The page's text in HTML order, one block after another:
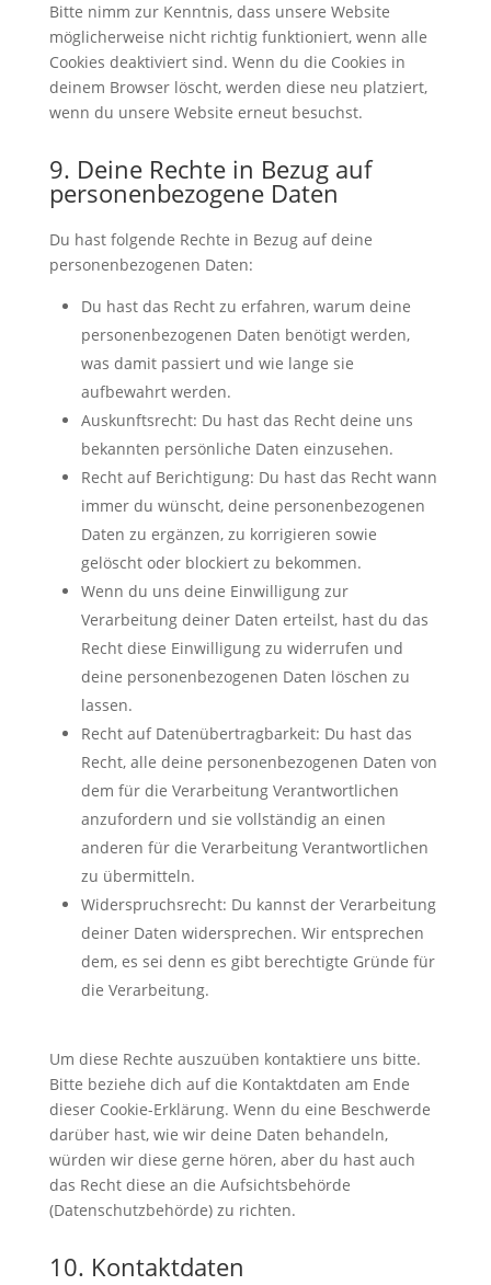
Bitte nimm zur Kenntnis, dass unsere Website
möglicherweise nicht richtig funktioniert, wenn alle
Cookies deaktiviert sind. Wenn du die Cookies in
deinem Browser löscht, werden diese neu platziert,
wenn du unsere Website erneut besuchst.
9. Deine Rechte in Bezug auf
personenbezogene Daten
Du hast folgende Rechte in Bezug auf deine
personenbezogenen Daten:
Du hast das Recht zu erfahren, warum deine
personenbezogenen Daten benötigt werden,
was damit passiert und wie lange sie
aufbewahrt werden.
Auskunftsrecht: Du hast das Recht deine uns
bekannten persönliche Daten einzusehen.
Recht auf Berichtigung: Du hast das Recht wann
immer du wünscht, deine personenbezogenen
Daten zu ergänzen, zu korrigieren sowie
gelöscht oder blockiert zu bekommen.
Wenn du uns deine Einwilligung zur
Verarbeitung deiner Daten erteilst, hast du das
Recht diese Einwilligung zu widerrufen und
deine personenbezogenen Daten löschen zu
lassen.
Recht auf Datenübertragbarkeit: Du hast das
Recht, alle deine personenbezogenen Daten von
dem für die Verarbeitung Verantwortlichen
anzufordern und sie vollständig an einen
anderen für die Verarbeitung Verantwortlichen
zu übermitteln.
Widerspruchsrecht: Du kannst der Verarbeitung
deiner Daten widersprechen. Wir entsprechen
dem, es sei denn es gibt berechtigte Gründe für
die Verarbeitung.
Um diese Rechte auszuüben kontaktiere uns bitte.
Bitte beziehe dich auf die Kontaktdaten am Ende
dieser Cookie-Erklärung. Wenn du eine Beschwerde
darüber hast, wie wir deine Daten behandeln,
würden wir diese gerne hören, aber du hast auch
das Recht diese an die Aufsichtsbehörde
(Datenschutzbehörde) zu richten.
10. Kontaktdaten